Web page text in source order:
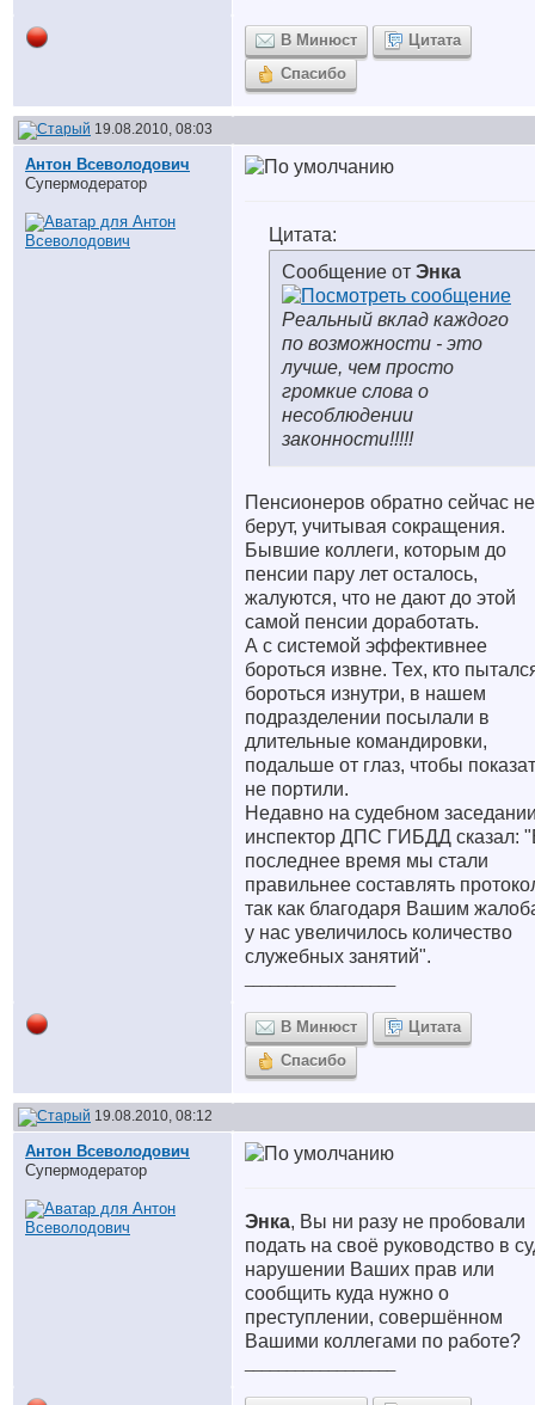
В Минюст
Цитата
Спасибо
19.08.2010, 08:03
Антон Всеволодович
Супермодератор
Цитата:
Сообщение от Энка
Реальный вклад каждого
по возможности - это
лучше, чем просто
громкие слова о
несоблюдении
законности!!!!!
Пенсионеров обратно сейчас не
берут, учитывая сокращения.
Бывшие коллеги, которым до
пенсии пару лет осталось,
жалуются, что не дают до этой
самой пенсии доработать.
А с системой эффективнее
бороться извне. Тех, кто
бороться изнутри, в нашем
подразделении посылали в
длительные командировки,
подальше от глаз, чтобы
не портили.
Недавно на судебном
инспектор ДПС ГИБДД сказал:
последнее время мы стали
правильнее составлять
так как благодаря Вашим
у нас увеличилось количество
служебных занятий".
В Минюст
Цитата
Спасибо
19.08.2010, 08:12
Антон Всеволодович
Супермодератор
Энка, Вы ни разу не пробовали
подать на своё руководство в
нарушении Ваших прав или
сообщить куда нужно о
преступлении, совершённом
Вашими коллегами по работе?